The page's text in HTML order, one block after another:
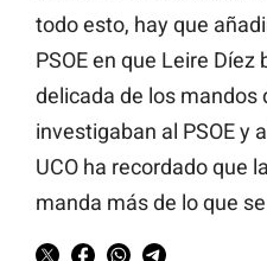
todo esto, hay que
PSOE en que Leire
delicada de los mandos
investigaban al PSOE y
UCO ha recordado que
manda más de lo que